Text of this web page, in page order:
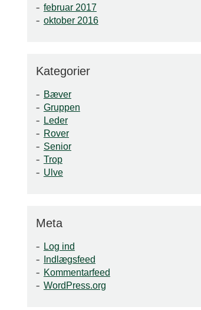
februar 2017
oktober 2016
Kategorier
Bæver
Gruppen
Leder
Rover
Senior
Trop
Ulve
Meta
Log ind
Indlægsfeed
Kommentarfeed
WordPress.org